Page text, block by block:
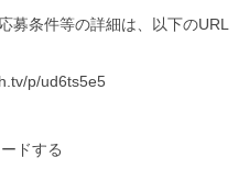
募条件等の詳細は、以下のURL
p/ud6ts5e5
ドする